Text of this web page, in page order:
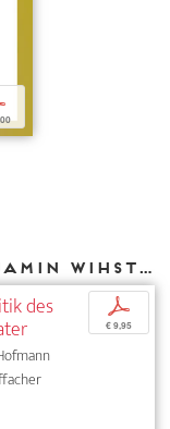
Weitere Texte von Benjamin Wihstutz bei DIAPHANES
des p
€ 9,95